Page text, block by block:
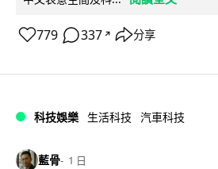
779 337 ↗ 分享
科技娛樂 生活科技 汽車科技
藍骨 1 日